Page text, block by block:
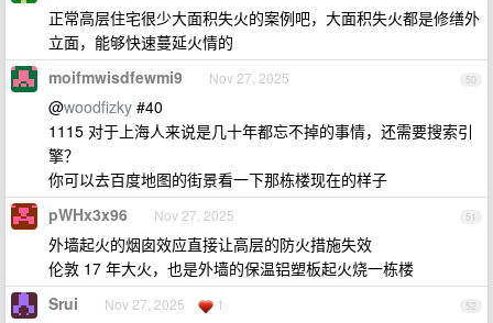
正常高层住宅很少大面积失火的案例吧，大面积失火都是修缮外
立面，能够快速蔓延火情的
50
moifmwisdfewmi9 Nov 27, 2025
@woodfizky #40
1115 对于上海人来说是几十年都忘不掉的事情，还需要搜索引
擎？
你可以去百度地图的街景看一下那栋楼现在的样子
51
pWHx3x96 Nov 27, 2025
外墙起火的烟囱效应直接让高层的防火措施失效
伦敦 17 年大火，也是外墙的保温铝塑板起火烧一栋楼
52
Srui Nov 27, 2025 1